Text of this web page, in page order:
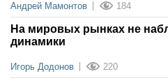
Андрей Мамонтов 184
На мировых рынках не
динамики
Игорь Додонов 220